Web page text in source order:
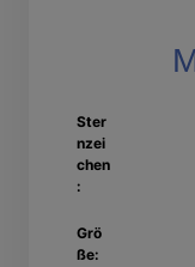
Ster
nzei
chen
:
Grö
ße: